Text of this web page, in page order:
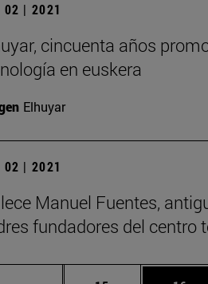
| 2021
cincuenta años
en euskera
Elhuyar
| 2021
Manuel Fuentes,
fundadores del centro